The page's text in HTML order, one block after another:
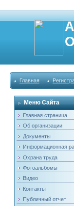
Главная
Меню Сайта
Главная страница
Об организации
Документы
Информационная
Охрана труда
Фотоальбомы
Видео
Контакты
Публичный отчет